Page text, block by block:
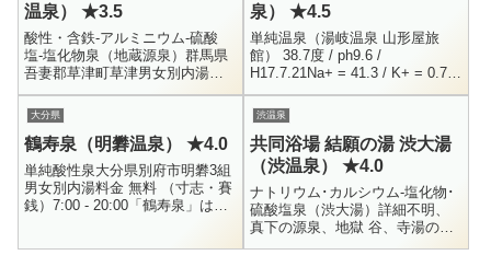
温泉） ★3.5
酸性・含鉄-アルミニウム-硫酸
塩-塩化物泉（地蔵源泉）群馬県
吾妻郡草津町草津男女別内湯無
料6:00 - 22:00 （時間外は地元民
専用）私が大好きだった地蔵の
湯が2005年の6月...
泉） ★4.5
単純温泉（湯岐温泉 山形屋旅
館） 38.7度 / ph9.6 /
H17.7.21Na+ = 41.3 / K+ = 0.7 /
Ca++ = 1.3 / Cl- = 5.0SO4...
大分県
鶴寿泉（明礬温泉） ★4.0
単純酸性泉大分県別府市明礬3組
男女別内湯料金 無料 （寸志・賽
銭）7:00 - 20:00「鶴寿泉」は、
渋温泉
共同浴場 結願の湯 渋大湯
（渋温泉） ★4.0
ナトリウム･カルシウム-塩化物･
硫酸塩泉（渋大湯）詳細不明、
真下の源泉、地獄 谷、寺湯の３
つの混合らしい長野県下高井郡